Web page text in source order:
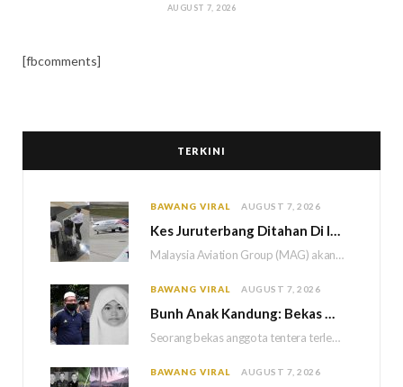
AUGUST 7, 2026
[fbcomments]
TERKINI
BAWANG VIRAL AUGUST 7, 2026
Kes Juruterbang Ditahan Di Indonesia, MAG Wajibkan Saringan Dadah 1,260 Juruterbang Malaysia Airlines
Malaysia Aviation Group (MAG) akan melaksanakan saringan dadah mandatori terhadap semua juruterbang Malaysia Airlines sebagai…
BAWANG VIRAL AUGUST 7, 2026
Bunh Anak Kandung: Bekas Anggota Tentera Terlepas Hukuman M
Seorang bekas anggota tentera terlepas daripada hukuman gantung selepas Mahkamah Persekutuan memutuskan untuk menggantikan hukuman…
BAWANG VIRAL AUGUST 7, 2026